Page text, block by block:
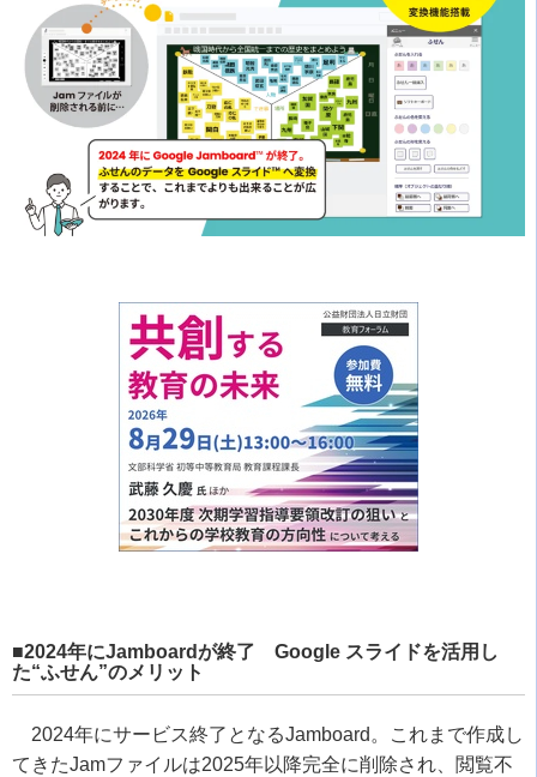
■2024年にJamboardが終了 Google スライドを活用し
た“ふせん”のメリット
2024年にサービス終了となるJamboard。これまで作成し
てきたJamファイルは2025年以降完全に削除され、閲覧不